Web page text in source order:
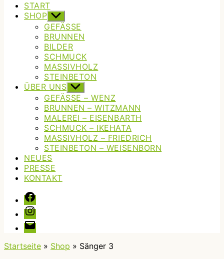
START
SHOP Untermenü
anzeigen
GEFÄSSE
BRUNNEN
BILDER
SCHMUCK
MASSIVHOLZ
STEINBETON
ÜBER UNS Untermenü
anzeigen
GEFÄSSE – WENZ
BRUNNEN – WITZMANN
MALEREI – EISENBARTH
SCHMUCK – IKEHATA
MASSIVHOLZ – FRIEDRICH
STEINBETON – WEISENBORN
NEUES
PRESSE
KONTAKT
Facebook
Instagram
E-
Mail
Startseite » Shop » Sänger 3